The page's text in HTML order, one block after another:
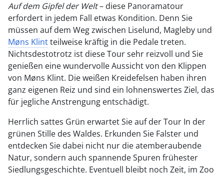
Auf dem Gipfel der Welt– diese Panoramatour
erfordert in jedem Fall etwas Kondition. Denn Sie
müssen auf dem Weg zwischen Liselund, Magleby und
Møns Klintteilweise kräftig in die Pedale treten.
Nichtsdestotrotz ist diese Tour sehr reizvoll und Sie
genießen eine wundervolle Aussicht von den Klippen
von Møns Klint. Die weißen Kreidefelsen haben ihren
ganz eigenen Reiz und sind ein lohnenswertes Ziel, das
für jegliche Anstrengung entschädigt.
Herrlich sattes Grün erwartet Sie auf der Tour In der
grünen Stille des Waldes. Erkunden Sie Falster und
entdecken Sie dabei nicht nur die atemberaubende
Natur, sondern auch spannende Spuren frühester
Siedlungsgeschichte. Eventuell bleibt noch Zeit, im Zoo